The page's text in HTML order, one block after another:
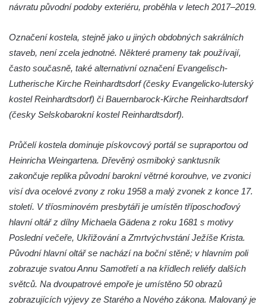
Římov
hrob
Křížová cesta Římov – XXIV. kaple – Pieta
Křížová cesta Římov – XXII. kaple – Šimon
Křížová cesta Římov – XXI. kaple –
Popravní brána
Křížová cesta Římov – XX. kaple – Svatá
Veronika potkává Ježíše a utírá mu do své
roušky pot z tváře
Křížová cesta Římov – XIX. kaple – Kristus
kříž nesoucí potkává Pannu Marii
Ježíše vložen kříž
Křížová cesta Římov – XVII. kaple – Velký
návratu původní podoby exteriéru, proběhla v letech 2017–2019.
Označení kostela, stejně jako u jiných obdobných sakrálních
staveb, není zcela jednotné. Některé prameny tak používají,
často současně, také alternativní označení Evangelisch-
Lutherische Kirche Reinhardtsdorf (česky Evangelicko-luterský
kostel Reinhardtsdorf) či Bauernbarock-Kirche Reinhardtsdorf
(česky Selskobarokní kostel Reinhardtsdorf).
Průčelí kostela dominuje pískovcový portál se supraportou od
Heinricha Weingartena. Dřevěný osmiboký sanktusník
zakončuje replika původní barokní větrné korouhve, ve zvonici
visí dva ocelové zvony z roku 1958 a malý zvonek z konce 17.
století. V tříosminovém presbytáři je umístěn tříposchoďový
hlavní oltář z dílny Michaela Gädena z roku 1681 s motivy
Poslední večeře, Ukřižování a Zmrtvýchvstání Ježíše Krista.
Původní hlavní oltář se nachází na boční stěně; v hlavním poli
zobrazuje svatou Annu Samotřetí a na křídlech reliéfy dalších
světců. Na dvoupatrové empoře je umístěno 50 obrazů
zobrazujících výjevy ze Starého a Nového zákona. Malovaný je